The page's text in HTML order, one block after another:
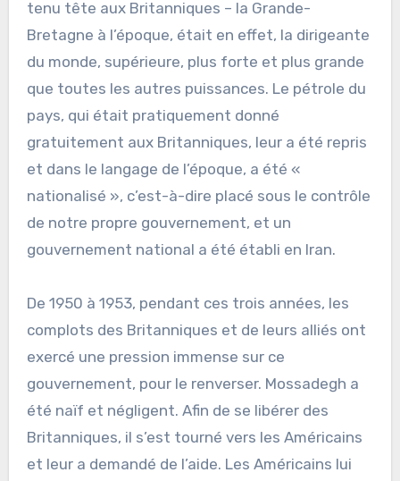
tenu tête aux Britanniques – la Grande-
Bretagne à l’époque, était en effet, la dirigeante
du monde, supérieure, plus forte et plus grande
que toutes les autres puissances. Le pétrole du
pays, qui était pratiquement donné
gratuitement aux Britanniques, leur a été repris
et dans le langage de l’époque, a été «
nationalisé », c’est-à-dire placé sous le contrôle
de notre propre gouvernement, et un
gouvernement national a été établi en Iran.
De 1950 à 1953, pendant ces trois années, les
complots des Britanniques et de leurs alliés ont
exercé une pression immense sur ce
gouvernement, pour le renverser. Mossadegh a
été naïf et négligent. Afin de se libérer des
Britanniques, il s’est tourné vers les Américains
et leur a demandé de l’aide. Les Américains lui